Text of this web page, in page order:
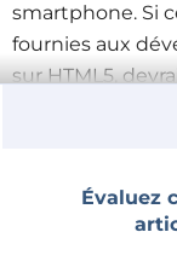
smartphone. Si
fournies aux
sur HTML5,
applications «
est également
de se passer
Évaluez